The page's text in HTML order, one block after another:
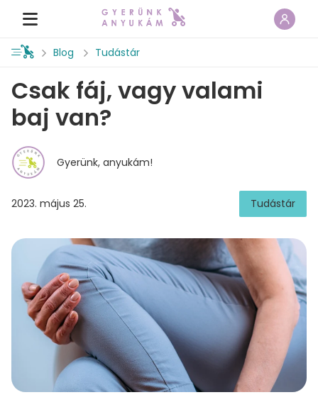
Blog Tudástár
Csak fáj, vagy valami
baj van?
Gyerünk, anyukám!
2023. május 25. Tudástár